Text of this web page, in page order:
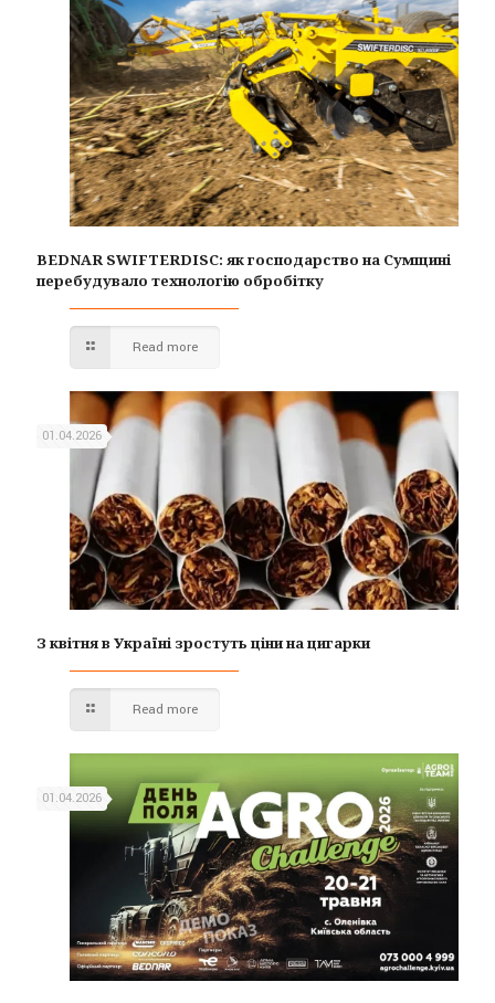
BEDNAR SWIFTERDISC: як господарство на Сумщині
перебудувало технологію обробітку
Read more
01.04.2026
З квітня в Україні зростуть ціни на цигарки
Read more
01.04.2026